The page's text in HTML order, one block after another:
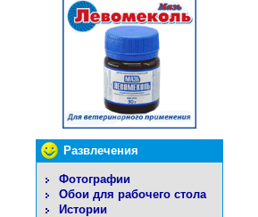
Развлечения
Фотографии
Обои для рабочего стола
Истории